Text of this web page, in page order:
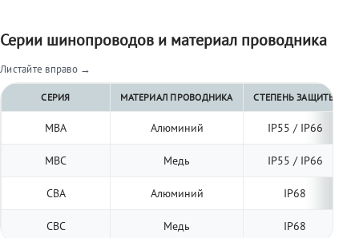
Серии шинопроводов и материал проводника
Листайте вправо →
СЕРИЯ МАТЕРИАЛ ПРОВОДНИКА СТЕПЕНЬ ЗАЩИТЫ
МВА Алюминий IP55 / IP66
МВС Медь IP55 / IP66
СВА Алюминий IP68
СВС Медь IP68